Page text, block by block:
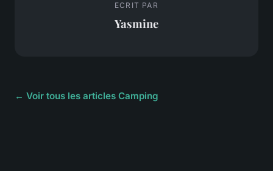
ECRIT PAR
Yasmine
← Voir tous les articles Camping